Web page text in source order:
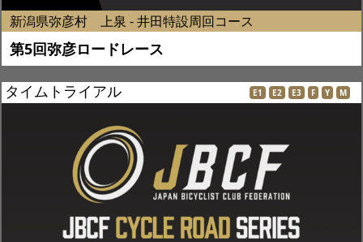
新潟県弥彦村 上泉 - 井田特設周回コース
第5回弥彦ロードレース
タイムトライアル E1 E2 E3 F Y M